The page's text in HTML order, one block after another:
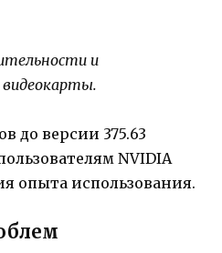
и
до версии 375.63
NVIDIA
опыта использования.